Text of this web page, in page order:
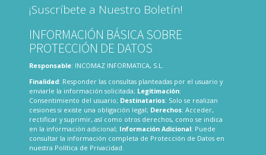
¡Suscríbete a Nuestro Boletín!
INFORMACIÓN BÁSICA SOBRE
PROTECCIÓN DE DATOS
Responsable: INCOMAZ INFORMATICA, S.L.
Finalidad: Responder las consultas planteadas por el usuario y
enviarle la información solicitada; Legitimación:
Consentimiento del usuario; Destinatarios: Solo se realizan
cesiones si existe una obligación legal; Derechos: Acceder,
rectificar y suprimir, así como otros derechos, como se indica
en la información adicional; Información Adicional: Puede
consultar la información completa de Protección de Datos en
nuestra Política de Privacidad